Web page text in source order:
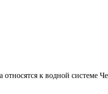
к водной системе